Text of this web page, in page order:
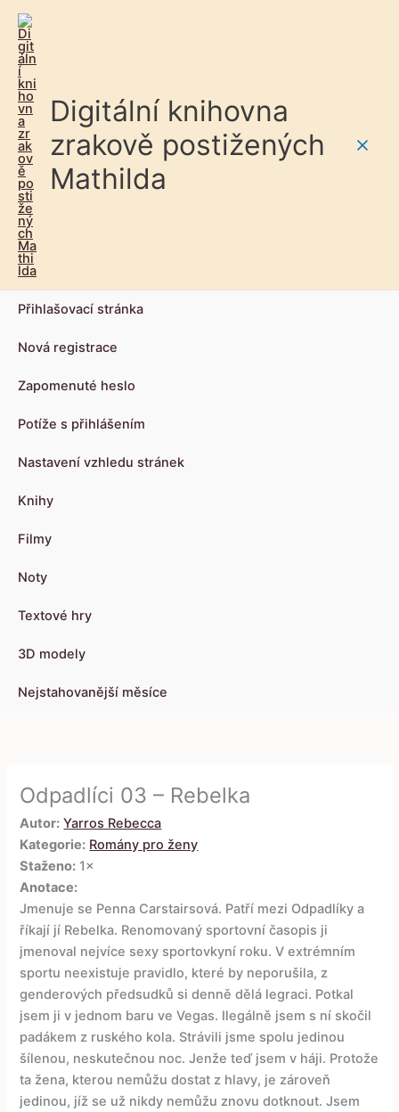
Digitální knihovna
zrakově postižených
Mathilda
Přihlašovací stránka
Nová registrace
Zapomenuté heslo
Potíže s přihlášením
Nastavení vzhledu stránek
Knihy
Filmy
Noty
Textové hry
3D modely
Nejstahovanější měsíce
Odpadlíci 03 – Rebelka
Autor: Yarros Rebecca
Kategorie: Romány pro ženy
Staženo: 1×
Anotace:
Jmenuje se Penna Carstairsová. Patří mezi Odpadlíky a
říkají jí Rebelka. Renomovaný sportovní časopis ji
jmenoval nejvíce sexy sportovkyní roku. V extrémním
sportu neexistuje pravidlo, které by neporušila, z
genderových předsudků si denně dělá legraci. Potkal
jsem ji v jednom baru ve Vegas. Ilegálně jsem s ní skočil
padákem z ruského kola. Strávili jsme spolu jedinou
šílenou, neskutečnou noc. Jenže teď jsem v háji. Protože
ta žena, kterou nemůžu dostat z hlavy, je zároveň
jedinou, jíž se už nikdy nemůžu znovu dotknout. Jsem